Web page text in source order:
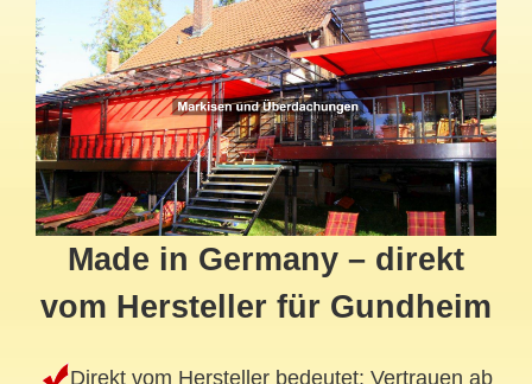
Made in Germany – direkt
vom Hersteller für Gundheim
Direkt vom Hersteller bedeutet: Vertrauen ab